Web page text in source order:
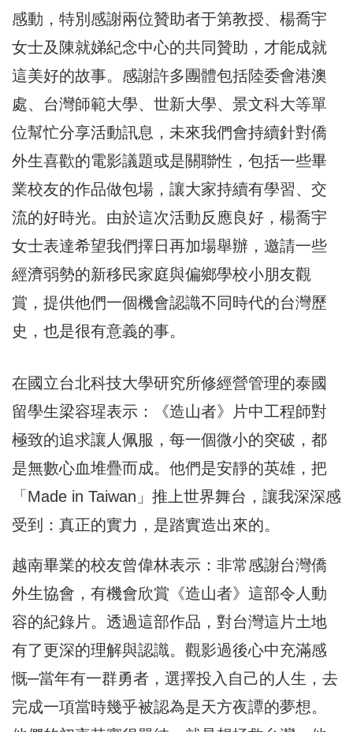
感動，特別感謝兩位贊助者于第教授、楊喬宇
女士及陳就娣紀念中心的共同贊助，才能成就
這美好的故事。感謝許多團體包括陸委會港澳
處、台灣師範大學、世新大學、景文科大等單
位幫忙分享活動訊息，未來我們會持續針對僑
外生喜歡的電影議題或是關聯性，包括一些畢
業校友的作品做包場，讓大家持續有學習、交
流的好時光。由於這次活動反應良好，楊喬宇
女士表達希望我們擇日再加場舉辦，邀請一些
經濟弱勢的新移民家庭與偏鄉學校小朋友觀
賞，提供他們一個機會認識不同時代的台灣歷
史，也是很有意義的事。
在國立台北科技大學研究所修經營管理的泰國
留學生梁容瑆表示：《造山者》片中工程師對
極致的追求讓人佩服，每一個微小的突破，都
是無數心血堆疊而成。他們是安靜的英雄，把
「Made in Taiwan」推上世界舞台，讓我深深感
受到：真正的實力，是踏實造出來的。
越南畢業的校友曾偉林表示：非常感謝台灣僑
外生協會，有機會欣賞《造山者》這部令人動
容的紀錄片。透過這部作品，對台灣這片土地
有了更深的理解與認識。觀影過後心中充滿感
慨─當年有一群勇者，選擇投入自己的人生，去
完成一項當時幾乎被認為是天方夜譚的夢想。